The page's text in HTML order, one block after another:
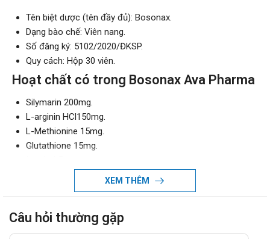
Tên biệt dược (tên đầy đủ): Bosonax.
Dạng bào chế: Viên nang.
Số đăng ký: 5102/2020/ĐKSP.
Quy cách: Hộp 30 viên.
Hoạt chất có trong Bosonax Ava Pharma
Silymarin 200mg.
L-arginin HCl150mg.
L-Methionine 15mg.
Glutathione 15mg.
Vitamin 6 2mg.
Acetyl - L-Cysteine 50mg.
Alpha Lipoic Acid 50mg.
XEM THÊM
Câu hỏi thường gặp